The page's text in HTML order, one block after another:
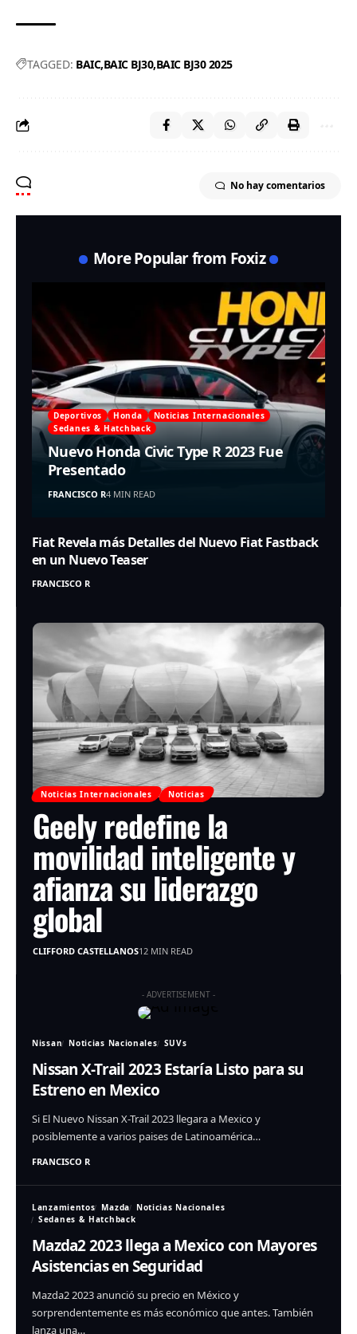
TAGGED: BAIC BAIC BJ30 BAIC BJ30 2025
No hay comentarios
More Popular from Foxiz
Deportivos Honda
Noticias Internacionales
Sedanes & Hatchback
Nuevo Honda Civic Type R 2023 Fue
Presentado
FRANCISCO R4 MIN READ
Fiat Revela más Detalles del Nuevo Fiat Fastback
en un Nuevo Teaser
FRANCISCO R
Noticias Internacionales Noticias
Geely redefine la
movilidad inteligente y
afianza su liderazgo
global
CLIFFORD CASTELLANOS12 MIN READ
- ADVERTISEMENT -
Nissan Noticias Nacionales SUVs
Nissan X-Trail 2023 Estaría Listo para su
Estreno en Mexico
Si El Nuevo Nissan X-Trail 2023 llegara a Mexico y
posiblemente a varios paises de Latinoamérica…
FRANCISCO R
Lanzamientos Mazda
Noticias Nacionales
Sedanes & Hatchback
Mazda2 2023 llega a Mexico con Mayores
Asistencias en Seguridad
Mazda2 2023 anunció su precio en México y
sorprendentemente es más económico que antes. También
lanza una…